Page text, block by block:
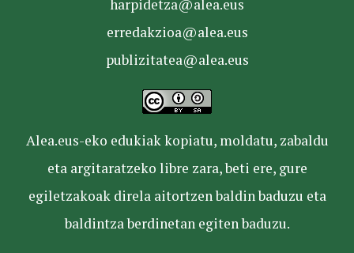
harpidetza@alea.eus
erredakzioa@alea.eus
publizitatea@alea.eus
Alea.eus-eko edukiak kopiatu, moldatu, zabaldu
eta argitaratzeko libre zara, beti ere, gure
egiletzakoak direla aitortzen baldin baduzu eta
baldintza berdinetan egiten baduzu.